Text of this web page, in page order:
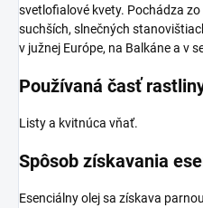
svetlofialové kvety. Pochádza
suchších, slnečných
v južnej Európe, na Balkáne a v
Používaná časť
Listy a kvitnúca vňať.
Spôsob získavania
Esenciálny olej sa získava